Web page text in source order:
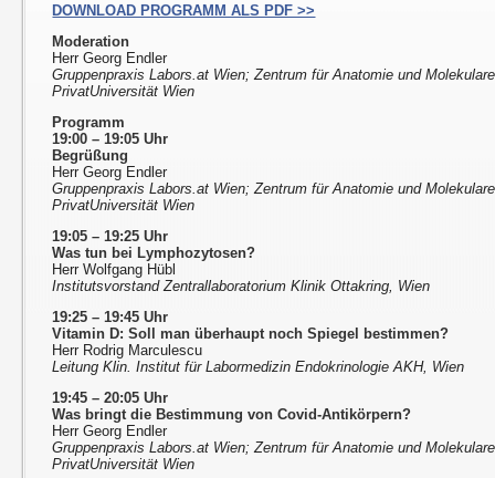
DOWNLOAD PROGRAMM ALS PDF >>
Moderation
Herr Georg Endler
Gruppenpraxis Labors.at Wien; Zentrum für Anatomie und
PrivatUniversität Wien
Programm
19:00 – 19:05 Uhr
Begrüßung
Herr Georg Endler
Gruppenpraxis Labors.at Wien; Zentrum für Anatomie und
PrivatUniversität Wien
19:05 – 19:25 Uhr
Was tun bei Lymphozytosen?
Herr Wolfgang Hübl
Institutsvorstand Zentrallaboratorium Klinik Ottakring, Wien
19:25 – 19:45 Uhr
Vitamin D: Soll man überhaupt noch Spiegel bestimmen?
Herr Rodrig Marculescu
Leitung Klin. Institut für Labormedizin Endokrinologie AKH, Wien
19:45 – 20:05 Uhr
Was bringt die Bestimmung von Covid-Antikörpern?
Herr Georg Endler
Gruppenpraxis Labors.at Wien; Zentrum für Anatomie und
PrivatUniversität Wien